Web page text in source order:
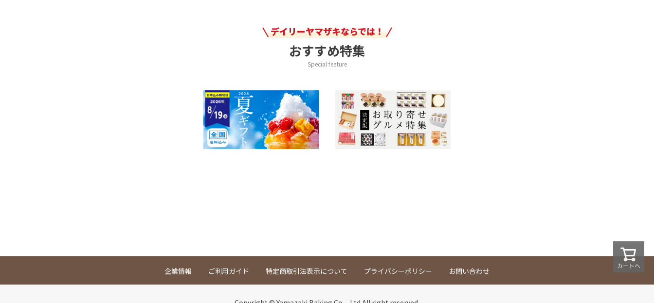
デイリーヤマザキならでは！
おすすめ特集
Special feature
企業情報 ご利用ガイド 特定商取引法表示について プライバシーポリシー お問い合わせ
カートへ